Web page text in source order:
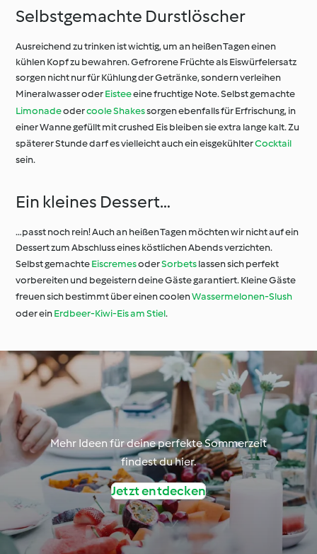
Selbstgemachte Durstlöscher
Ausreichend zu trinken ist wichtig, um an heißen Tagen einen
kühlen Kopf zu bewahren. Gefrorene Früchte als Eiswürfelersatz
sorgen nicht nur für Kühlung der Getränke, sondern verleihen
Mineralwasser oderEisteeeine fruchtige Note. Selbst gemachte
Limonadeodercoole Shakessorgen ebenfalls für Erfrischung, in
einer Wanne gefüllt mit crushed Eis bleiben sie extra lange kalt. Zu
späterer Stunde darf es vielleicht auch ein eisgekühlterCocktail
sein.
Ein kleines Dessert…
…passt noch rein! Auch an heißen Tagen möchten wir nicht auf ein
Dessert zum Abschluss eines köstlichen Abends verzichten.
Selbst gemachteEiscremesoderSorbetslassen sich perfekt
vorbereiten und begeistern deine Gäste garantiert. Kleine Gäste
freuen sich bestimmt über einen coolenWassermelonen-Slush
oder einErdbeer-Kiwi-Eis am Stiel.
Mehr Ideen für deine perfekte Sommerzeit
findest du hier.
Jetzt entdecken